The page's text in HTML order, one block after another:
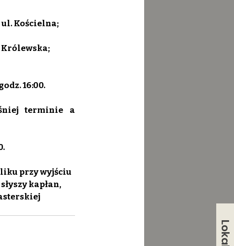
ul. Kościelna;
Królewska;
16:00.
terminie a
przy wyjściu
kapłan,